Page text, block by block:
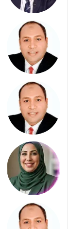
خر
ع
ي
ج
ي